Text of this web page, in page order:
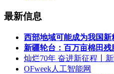
最新信息
西部地域可能成为我国新
新疆轮台：百万亩棉田
灿烂70年 奋进新征程丨
OFweek人工智能网